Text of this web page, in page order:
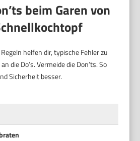
beim Garen von
helfen dir, typische Fehler zu
die Do’s. Vermeide die Don’ts. So
Sicherheit besser.